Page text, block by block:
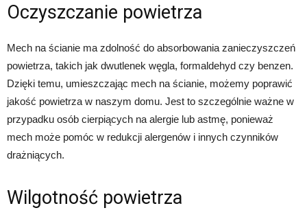
Oczyszczanie powietrza
Mech na ścianie ma zdolność do absorbowania zanieczyszczeń
powietrza, takich jak dwutlenek węgla, formaldehyd czy benzen.
Dzięki temu, umieszczając mech na ścianie, możemy poprawić
jakość powietrza w naszym domu. Jest to szczególnie ważne w
przypadku osób cierpiących na alergie lub astmę, ponieważ
mech może pomóc w redukcji alergenów i innych czynników
drażniących.
Wilgotność powietrza